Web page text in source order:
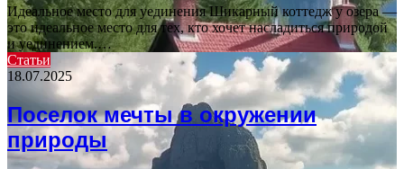
Идеальное место для уединения Шикарный коттедж у озера —
это идеальное место для тех, кто хочет насладиться природой
и уединением.…
Статьи
18.07.2025
Поселок мечты в окружении
природы